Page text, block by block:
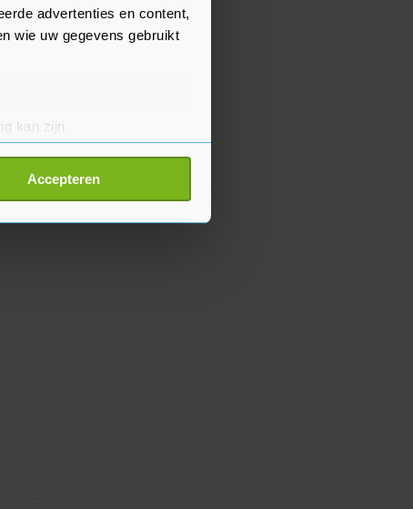
advertenties en content,
wie uw gegevens gebruikt
kan zijn
detailgedeelte
Accepteren